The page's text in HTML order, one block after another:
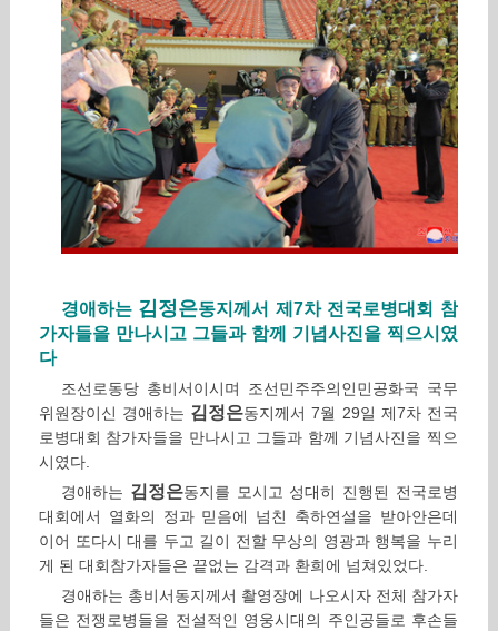
경애하는 김정은동지께서 제7차 전국로병대회 참
가자들을 만나시고 그들과 함께 기념사진을 찍으시였
다
조선로동당 총비서이시며 조선민주주의인민공화국 국무
위원장이신 경애하는 김정은동지께서 7월 29일 제7차 전국
로병대회 참가자들을 만나시고 그들과 함께 기념사진을 찍으
시였다.
경애하는 김정은동지를 모시고 성대히 진행된 전국로병
대회에서 열화의 정과 믿음에 넘친 축하연설을 받아안은데
이어 또다시 대를 두고 길이 전할 무상의 영광과 행복을 누리
게 된 대회참가자들은 끝없는 감격과 환희에 넘쳐있었다.
경애하는 총비서동지께서 촬영장에 나오시자 전체 참가자
들은 전쟁로병들을 전설적인 영웅시대의 주인공들로 후손들